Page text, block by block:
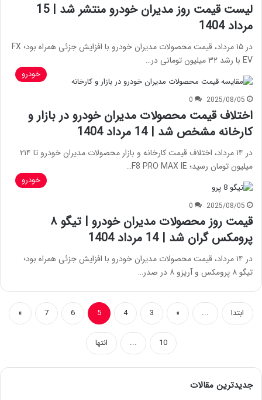
لیست قیمت روز مدیران خودرو منتشر شد | 15
مرداد 1404
در ۱۵ مرداد، قیمت محصولات مدیران خودرو با افزایش جزئی همراه بود؛ FX
EV با رشد ۳۲ میلیون تومانی در…
خودرو
2025/08/05
0
اختلاف قیمت محصولات مدیران خودرو در بازار و
کارخانه مشخص شد | 14 مرداد 1404
در ۱۴ مرداد، اختلاف قیمت کارخانه و بازار محصولات مدیران خودرو تا ۲۱۴
میلیون تومان رسید؛ F8 PRO MAX IE…
خودرو
2025/08/05
0
قیمت روز محصولات مدیران خودرو | تیگو ۸
پرومکس گران شد | 14 مرداد 1404
در ۱۴ مرداد، قیمت محصولات مدیران خودرو با افزایش جزئی همراه بود؛
تیگو ۸ پرومکس و آریزو ۸ در صدر…
ابتدا ...
«
3
4
5
6
7
»
10
... انتها
جدیدترین مقالات